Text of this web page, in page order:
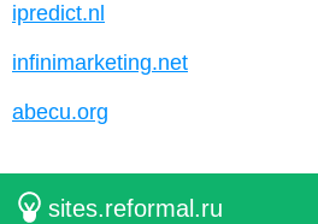
ipredict.nl
infinimarketing.net
abecu.org
sites.reformal.ru